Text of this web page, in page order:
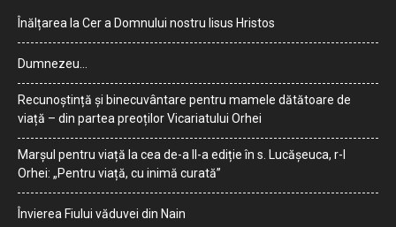
Înălțarea la Cer a Domnului nostru Iisus Hristos
Dumnezeu…
Recunoștință și binecuvântare pentru mamele dătătoare de
viață – din partea preoților Vicariatului Orhei
Marșul pentru viață la cea de-a II-a ediție în s. Lucășeuca, r-l
Orhei: „Pentru viață, cu inimă curată”
Învierea Fiului văduvei din Nain